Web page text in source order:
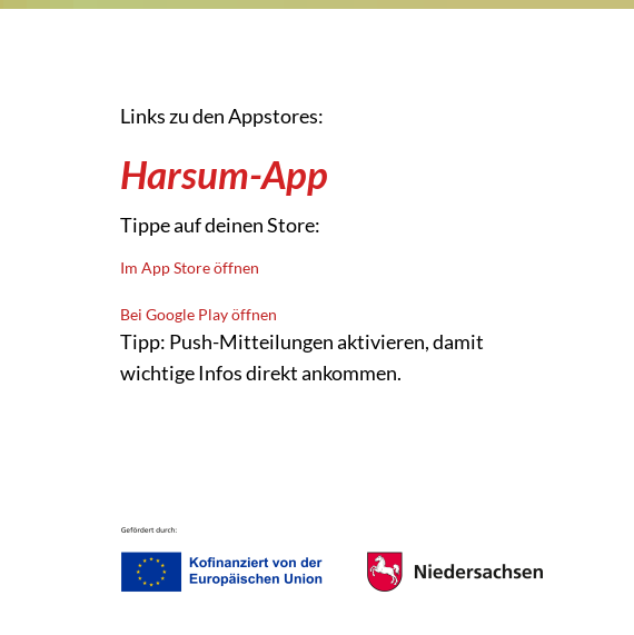
Links zu den Appstores:
Harsum-App
Tippe auf deinen Store:
Im App Store öffnen
Bei Google Play öffnen
Tipp: Push-Mitteilungen aktivieren, damit
wichtige Infos direkt ankommen.